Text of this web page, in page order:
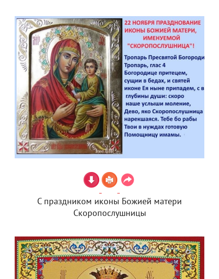
С праздником иконы Божией матери
Скоропослушницы